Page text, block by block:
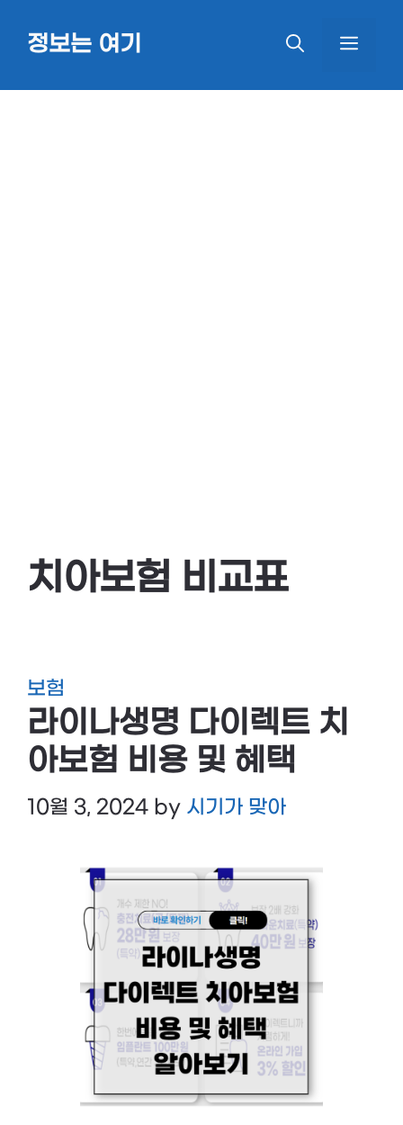
정보는 여기
치아보험 비교표
보험
라이나생명 다이렉트 치
아보험 비용 및 혜택
10월 3, 2024 by 시기가 맞아